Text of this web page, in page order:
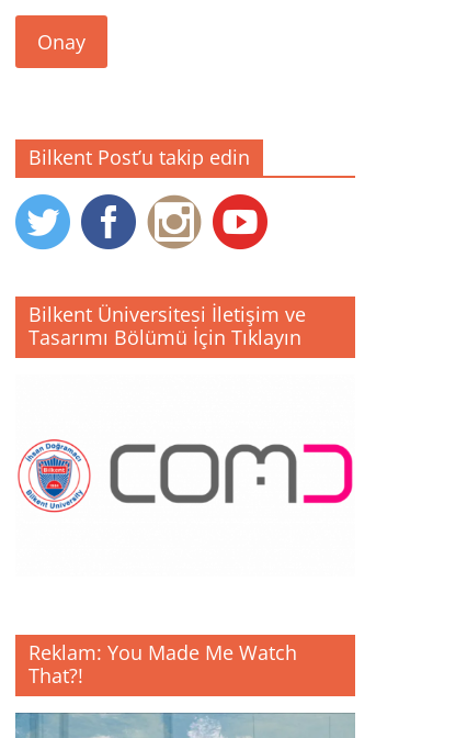
Onay
Bilkent Post’u takip edin
Bilkent Üniversitesi İletişim ve
Tasarımı Bölümü İçin Tıklayın
Reklam: You Made Me Watch
That?!